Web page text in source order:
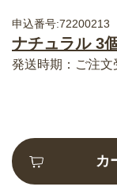
申込番号:72200213
ナチュラル 3
発送時期：ご注
カ